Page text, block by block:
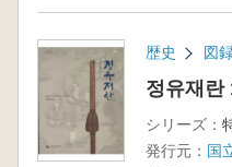
歴史 図
정유재란
シリーズ：
発行元： 国